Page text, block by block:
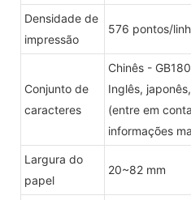
Densidade de
impressão
576 pontos/
Conjunto de
caracteres
Chinês -
Inglês,
(entre em
informações
Largura do
papel
20~82 mm